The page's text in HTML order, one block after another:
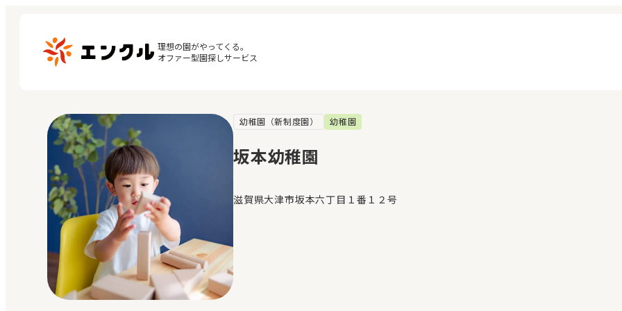
理想の園がやってくる。
オファー型園探しサービス
保育園・幼稚園を探す
地図から探す
地域から探す
マイページ
閲覧履歴
お気に入り
幼稚園（新制度園） 幼稚園
坂本幼稚園
滋賀県大津市坂本六丁目１番１２号